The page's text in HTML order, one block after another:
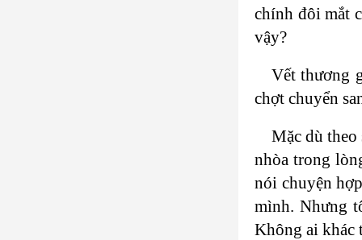
chính đôi mắt
vậy?
Vết thương
chợt chuyển
Mặc dù
nhòa trong
nói chuyện
mình. Nhưng
Không ai khác